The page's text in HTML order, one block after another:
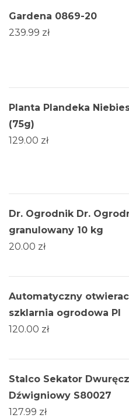
Gardena 0869-20
239.99 zł
Planta Plandeka
(75g)
129.00 zł
Dr. Ogrodnik Dr.
granulowany 10 kg
20.00 zł
Automatyczny
szklarnia ogrodowa Pl
120.00 zł
Stalco Sekator
Dźwigniowy S80027
127.99 zł